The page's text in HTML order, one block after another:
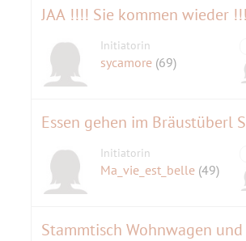
JAA !!!! Sie kommen wieder
Initiatorin
sycamore (69)
Essen gehen im Bräustüberl
Initiatorin
Ma_vie_est_belle (49)
Stammtisch Wohnwagen